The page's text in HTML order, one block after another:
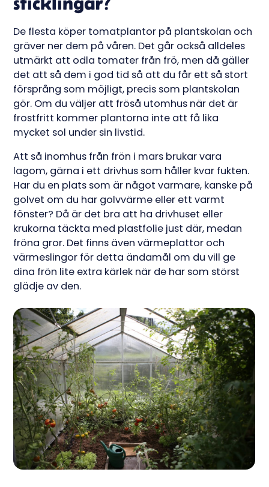
De flesta köper tomatplantor på plantskolan och
gräver ner dem på våren. Det går också alldeles
utmärkt att odla tomater från frö, men då gäller
det att så dem i god tid så att du får ett så stort
försprång som möjligt, precis som plantskolan
gör. Om du väljer att fröså utomhus när det är
frostfritt kommer plantorna inte att få lika
mycket sol under sin livstid.
Att så inomhus från frön i mars brukar vara
lagom, gärna i ett drivhus som håller kvar fukten.
Har du en plats som är något varmare, kanske på
golvet om du har golvvärme eller ett varmt
fönster? Då är det bra att ha drivhuset eller
krukorna täckta med plastfolie just där, medan
fröna gror. Det finns även värmeplattor och
värmeslingor för detta ändamål om du vill ge
dina frön lite extra kärlek när de har som störst
glädje av den.